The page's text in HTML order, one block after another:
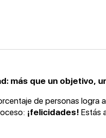
más que un objetivo,
de personas logra
¡felicidades! Estás